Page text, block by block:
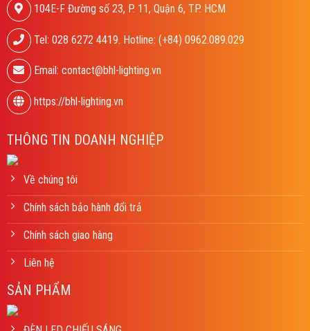
104E-F Đường số 23, P. 11, Quận 6, TP. HCM
Tel: 028 6272 4419. Hotline: (+84) 0962.089.029
Email: contact@bhl-lighting.vn
https://bhl-lighting.vn
THÔNG TIN DOANH NGHIỆP
Về chúng tôi
Chính sách bảo hành đổi trả
Chính sách giao hàng
Liên hệ
SẢN PHẨM